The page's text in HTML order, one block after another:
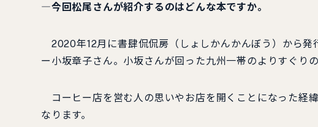
―今回松尾さんが紹介するのはどんな本ですか。
2020年12月に書肆侃侃房（しょしかんかんぼう）から発
ー小坂章子さん。小坂さんが回った九州一帯のよりすぐり
コーヒー店を営む人の思いやお店を開くことになった経
なります。